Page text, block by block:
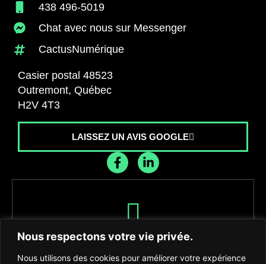
Nous respectons votre vie privée.
Nous utilisons des cookies pour améliorer votre expérience
438 496-5019
Chat avec nous sur Messenger
CactusNumérique
Casier postal 48523
Outremont, Québec
H2V 4T3
LAISSEZ UN AVIS GOOGLE
Recevez les dernières nouvelles de